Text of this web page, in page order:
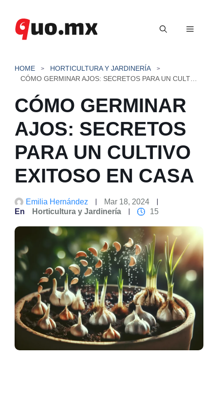
contenido
Menú
HOME
HORTICULTURA Y JARDINERÍA
CÓMO GERMINAR
AJOS: SECRETOS
PARA UN CULTIVO
EXITOSO EN CASA
Emilia Hernández
Mar 18, 2024
En
Horticultura y Jardinería 15